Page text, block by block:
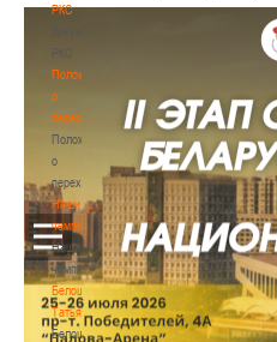
РКС
РКС
Положение
о
переходах
Положение
о
переходах
Наши
чемпионы
Наши
чемпионы
Белошапко
Татьяна
Белошапко